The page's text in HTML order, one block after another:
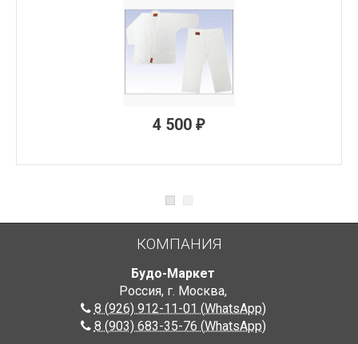
4 500 ₽
КОМПАНИЯ
Будо-Маркет
Россия, г. Москва,
8 (926) 912-11-01 (WhatsApp)
8 (903) 683-35-76 (WhatsApp)